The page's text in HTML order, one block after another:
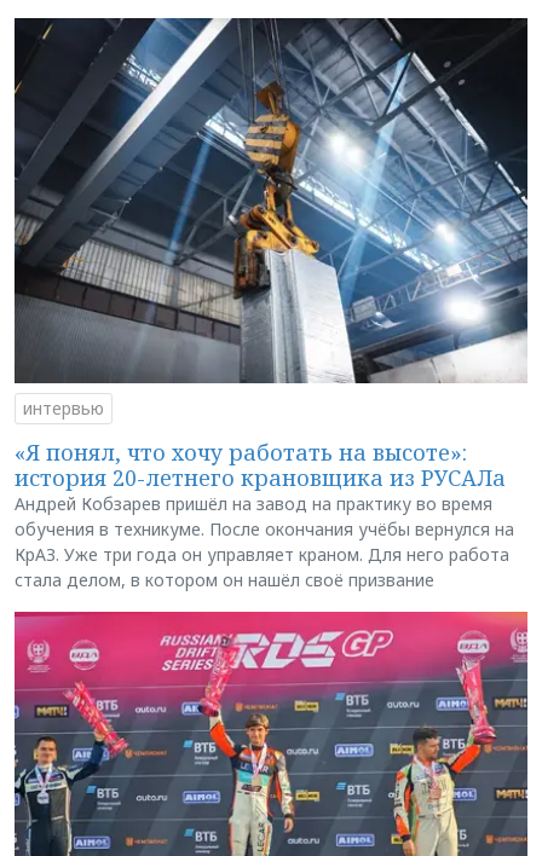
интервью
«Я понял, что хочу работать на высоте»:
история 20-летнего крановщика из РУСАЛа
Андрей Кобзарев пришёл на завод на практику во время
обучения в техникуме. После окончания учёбы вернулся на
КрАЗ. Уже три года он управляет краном. Для него работа
стала делом, в котором он нашёл своё призвание